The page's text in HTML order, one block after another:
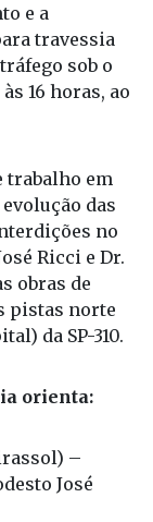
e a
travessia
sob o
16 horas, ao
trabalho em
das
no
Ricci e Dr.
obras de
pistas norte
da SP-310.
orienta:
–
José